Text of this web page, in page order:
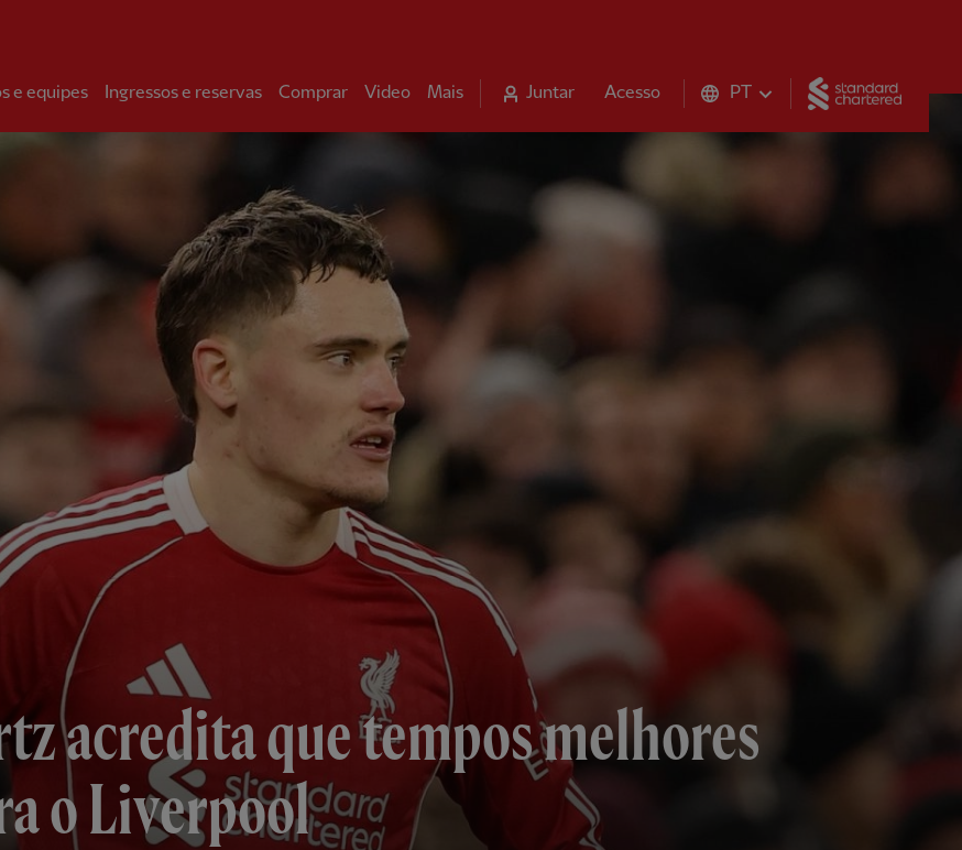
e equipes Ingressos e reservas Comprar Video Mais Juntar Acesso PT
acredita que tempos melhores
o Liverpool